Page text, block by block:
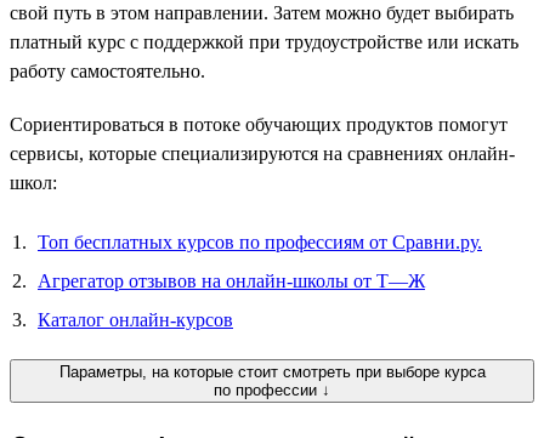
свой путь в этом направлении. Затем можно будет выбирать
платный курс с поддержкой при трудоустройстве или искать
работу самостоятельно.
Сориентироваться в потоке обучающих продуктов помогут
сервисы, которые специализируются на сравнениях онлайн-
школ:
Топ бесплатных курсов по профессиям от Сравни.ру.
Агрегатор отзывов на онлайн-школы от Т—Ж
Каталог онлайн-курсов
Параметры, на которые стоит смотреть при выборе курса
по профессии ↓